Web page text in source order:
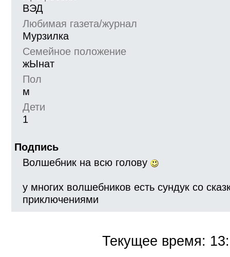
ВЭД
Любимая газета/журнал
Мурзилка
Семейное положение
жЫнат
Пол
м
Дети
1
Подпись
Волшебник на всю голову
у многих волшебников есть сундук со
приключениями
Текущее время: